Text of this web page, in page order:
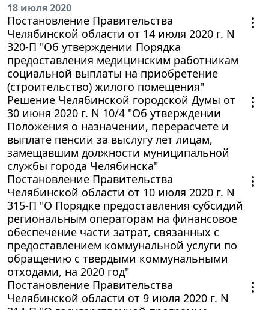
18 июля 2020
Постановление Правительства
Челябинской области от 14 июля 2020 г. N
320-П "Об утверждении Порядка
предоставления медицинским работникам
социальной выплаты на приобретение
(строительство) жилого помещения"
Решение Челябинской городской Думы от
30 июня 2020 г. N 10/4 "Об утверждении
Положения о назначении, перерасчете и
выплате пенсии за выслугу лет лицам,
замещавшим должности муниципальной
службы города Челябинска"
Постановление Правительства
Челябинской области от 10 июля 2020 г. N
315-П "О Порядке предоставления субсидий
региональным операторам на финансовое
обеспечение части затрат, связанных с
предоставлением коммунальной услуги по
обращению с твердыми коммунальными
отходами, на 2020 год"
Постановление Правительства
Челябинской области от 9 июля 2020 г. N